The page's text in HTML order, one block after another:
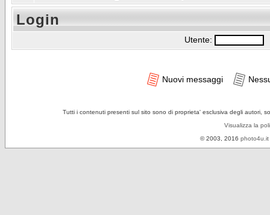
Login
Utente:
Nuovi messaggi
Tutti i contenuti presenti sul sito sono di proprieta' esclusiva degli autori,
Visualizza la
© 2003, 2016 photo4u.it